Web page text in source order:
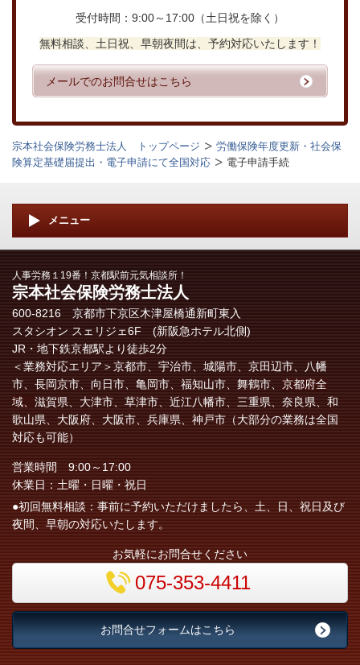
受付時間：9:00～17:00（土日祝を除く）
無料相談、土日祝、早朝夜間は、予約対応いたします！
メールでのお問合せはこちら
宗本社会保険労務士法人 トップページ
労働保険年度更新・社会保
険算定基礎届提出・電子申請にて全国対応
電子申請手続
メニュー
人事労務１19番！京都駅前元気相談所！
宗本社会保険労務士法人
600-8216 京都市下京区木津屋橋通新町東入
スタシオン スェリジェ6F (新阪急ホテル北側)
JR・地下鉄京都駅より徒歩2分
＜業務対応エリア＞京都市、宇治市、城陽市、京田辺市、八幡
市、長岡京市、向日市、亀岡市、福知山市、舞鶴市、 京都府全
域、 滋賀県、大津市、草津市、近江八幡市、三重県、奈良県、和
歌山県、大阪府、大阪市、兵庫県、神戸市（大部分の業務は全国
対応も可能）
営業時間 9:00～17:00
休業日：土曜・日曜・祝日
●初回無料相談：事前に予約いただけましたら、土、日、祝日及び
夜間、早朝の対応いたします。
お気軽にお問合せください
075-353-4411
お問合せフォームはこちら